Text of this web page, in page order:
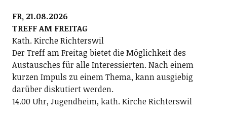
FR, 21.08.2026
TREFF AM FREITAG
Kath. Kirche Richterswil
Der Treff am Freitag bietet die Möglichkeit des
Austausches für alle Interessierten. Nach einem
kurzen Impuls zu einem Thema, kann ausgiebig
darüber diskutiert werden.
14.00 Uhr, Jugendheim, kath. Kirche Richterswil